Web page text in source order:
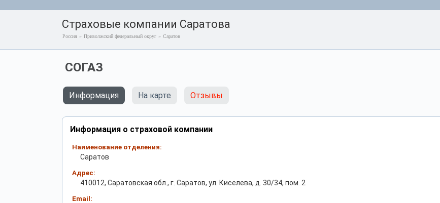
Страховые компании Саратова
Россия » Приволжский федеральный округ » Саратов
СОГАЗ
Информация На карте Отзывы
Информация о страховой компании
Наименование отделения:
Саратов
Адрес:
410012, Саратовская обл., г. Саратов, ул. Киселева, д. 30/34, пом. 2
Email: